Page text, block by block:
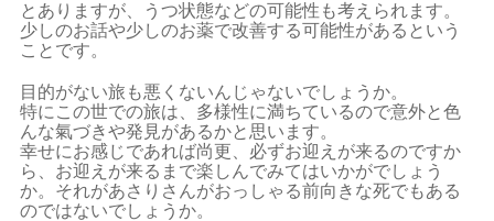
とありますが、うつ状態などの可能性も考えられます。
少しのお話や少しのお薬で改善する可能性があるという
ことです。
目的がない旅も悪くないんじゃないでしょうか。
特にこの世での旅は、多様性に満ちているので意外と色
んな氣づきや発見があるかと思います。
幸せにお感じであれば尚更、必ずお迎えが来るのですか
ら、お迎えが来るまで楽しんでみてはいかがでしょう
か。それがあさりさんがおっしゃる前向きな死でもある
のではないでしょうか。